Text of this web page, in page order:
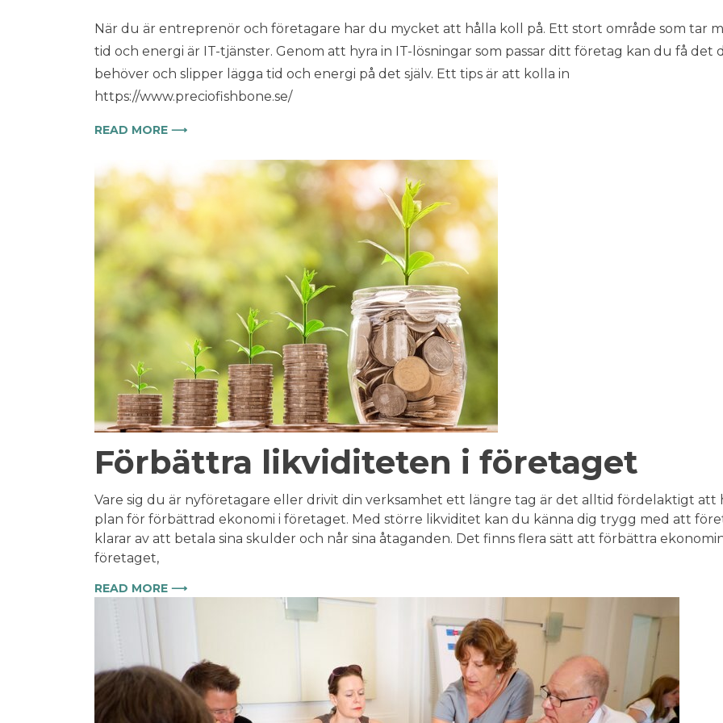
När du är entreprenör och företagare har du mycket att hålla koll på. Ett stort område som tar
tid och energi är IT-tjänster. Genom att hyra in IT-lösningar som passar ditt företag kan du få det
behöver och slipper lägga tid och energi på det själv. Ett tips är att kolla in
https://www.preciofishbone.se/
READ MORE ⟶
Förbättra likviditeten i företaget
Vare sig du är nyföretagare eller drivit din verksamhet ett längre tag är det alltid fördelaktigt att
plan för förbättrad ekonomi i företaget. Med större likviditet kan du känna dig trygg med att
klarar av att betala sina skulder och når sina åtaganden. Det finns flera sätt att förbättra
företaget,
READ MORE ⟶